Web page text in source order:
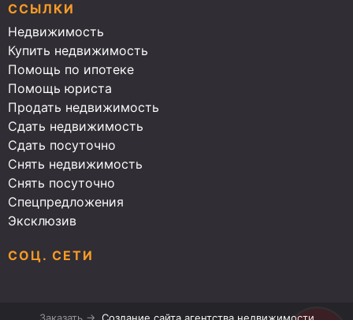
ССЫЛКИ
Недвижимость
Купить недвижимость
Помощь по ипотеке
Помощь юриста
Продать недвижимость
Сдать недвижимость
Сдать посуточно
Снять недвижимость
Снять посуточно
Спецпредложения
Эксклюзив
СОЦ. СЕТИ